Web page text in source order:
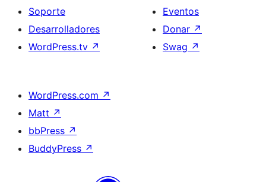
Soporte
Desarrolladores
WordPress.tv ↗
Eventos
Donar ↗
Swag ↗
WordPress.com ↗
Matt ↗
bbPress ↗
BuddyPress ↗